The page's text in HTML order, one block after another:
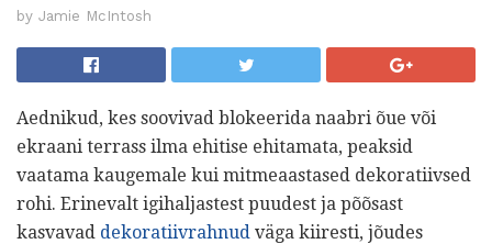
by Jamie McIntosh
Aednikud, kes soovivad blokeerida naabri õue või
ekraani terrass ilma ehitise ehitamata, peaksid
vaatama kaugemale kui mitmeaastased dekoratiivsed
rohi. Erinevalt igihaljastest puudest ja põõsast
kasvavad dekoratiivrahnud väga kiiresti, jõudes